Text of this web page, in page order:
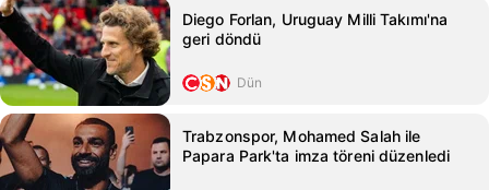
Diego Forlan, Uruguay Milli Takımı'na
geri döndü
Dün
Trabzonspor, Mohamed Salah ile
Papara Park'ta imza töreni düzenledi